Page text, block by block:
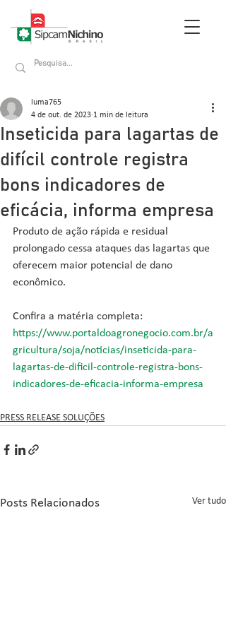
Inseticida para lagartas de
difícil controle registra
bons indicadores de
eficácia, informa empresa
luma765
4 de out. de 2023 1 min de leitura
Produto de ação rápida e residual
prolongado cessa ataques das lagartas que
oferecem maior potencial de dano
econômico.
Confira a matéria completa:
https://www.portaldoagronegocio.com.br/a
gricultura/soja/noticias/inseticida-para-
lagartas-de-dificil-controle-registra-bons-
indicadores-de-eficacia-informa-empresa
PRESS RELEASE SOLUÇÕES
Posts Relacionados Ver tudo